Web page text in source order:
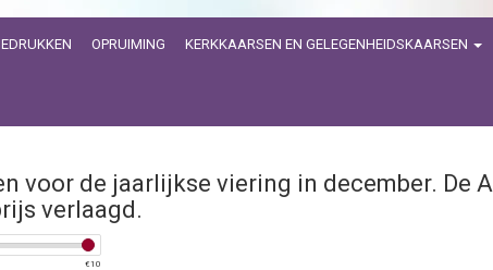
OPRUIMING KERKKAARSEN EN GELEGENHEIDSKAARSEN
voor de jaarlijkse viering in december. De
verlaagd.
€10